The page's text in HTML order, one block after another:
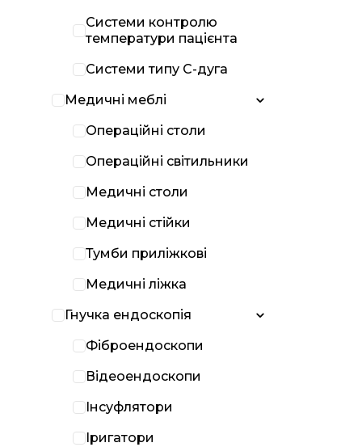
Системи контролю
температури пацієнта
Системи типу С-дуга
Медичні меблі
Операційні столи
Операційні світильники
Медичні столи
Медичні стійки
Тумби приліжкові
Медичні ліжка
Гнучка ендоскопія
Фіброендоскопи
Відеоендоскопи
Інсуфлятори
Іригатори